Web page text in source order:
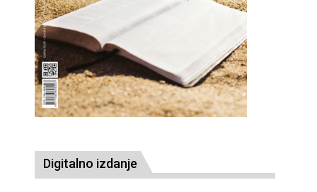
Digitalno izdanje